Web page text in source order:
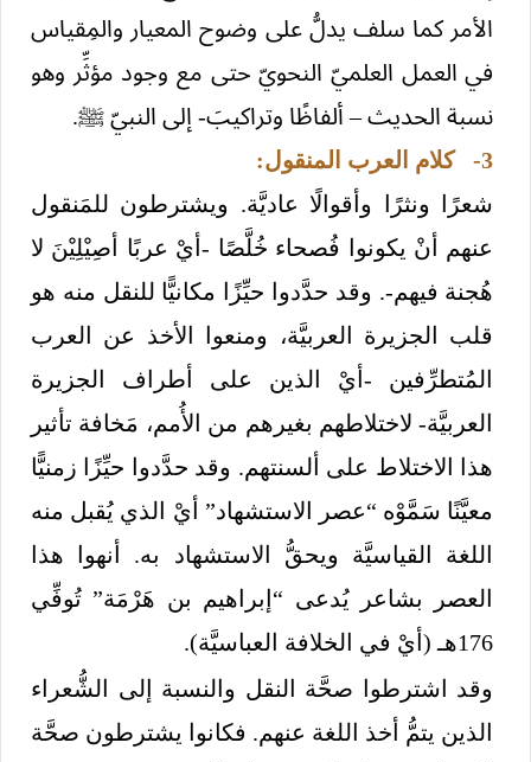
الأمر كما سلف يدلُّ على وضوح المعيار والمِقياس
في العمل العلميّ النحويّ حتى مع وجود مؤثِّر وهو
نسبة الحديث – ألفاظًا وتراكيبَ- إلى النبيّ ﷺ.
3- كلام العرب المنقول:
شعرًا ونثرًا وأقوالًا عاديَّة. ويشترطون للمَنقول
عنهم أنْ يكونوا فُصحاء خُلَّصًا -أيْ عربًا أصِيْلِيْنَ لا
هُجنة فيهم-. وقد حدَّدوا حيِّزًا مكانيًّا للنقل منه هو
قلب الجزيرة العربيَّة، ومنعوا الأخذ عن العرب
المُتطرِّفين -أيْ الذين على أطراف الجزيرة
العربيَّة- لاختلاطهم بغيرهم من الأُمم، مَخافة تأثير
هذا الاختلاط على ألسنتهم. وقد حدَّدوا حيِّزًا زمنيًّا
معيَّنًا سَمَّوْه “عصر الاستشهاد” أيْ الذي يُقبل منه
اللغة القياسيَّة ويحقُّ الاستشهاد به. أنهوا هذا
العصر بشاعر يُدعى “إبراهيم بن هَرْمَة” تُوفِّي
176هـ (أيْ في الخلافة العباسيَّة).
وقد اشترطوا صحَّة النقل والنسبة إلى الشُّعراء
الذين يتمُّ أخذ اللغة عنهم. فكانوا يشترطون صحَّة